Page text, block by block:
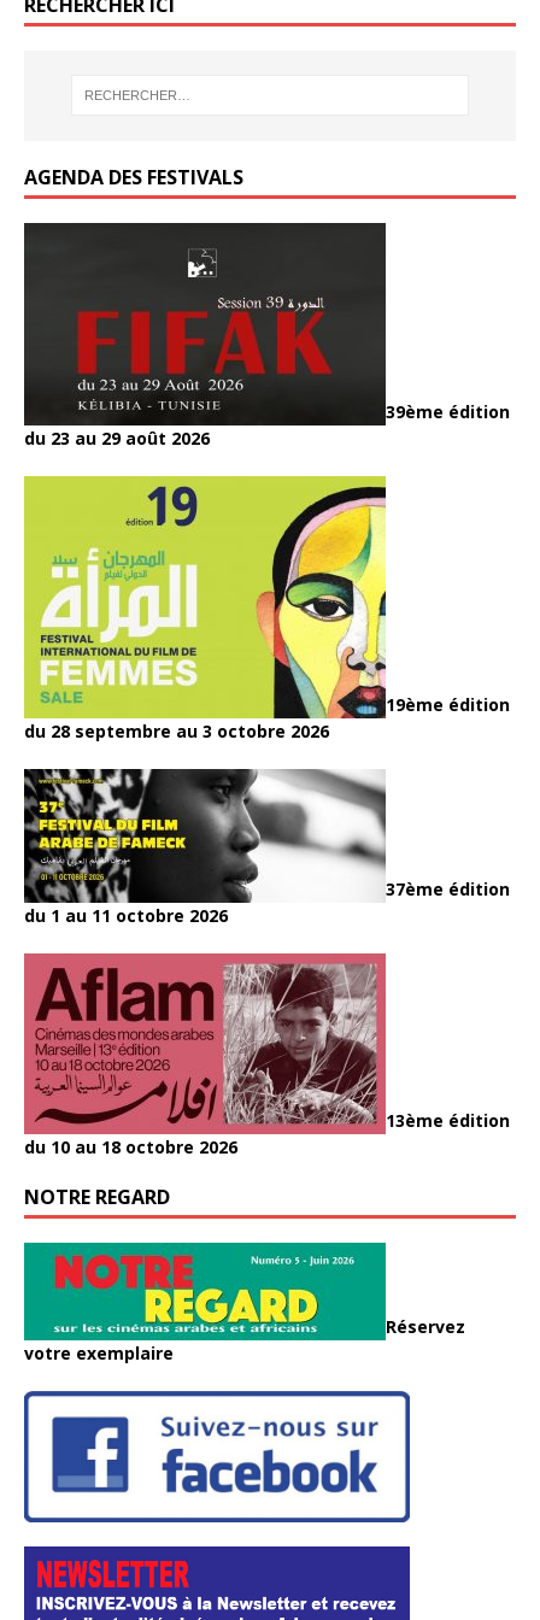
AGENDA DES FESTIVALS
39ème édition
du 23 au 29 août 2026
19ème édition
du 28 septembre au 3 octobre 2026
37ème édition
du 1 au 11 octobre 2026
13ème édition
du 10 au 18 octobre 2026
NOTRE REGARD
Réservez
votre exemplaire